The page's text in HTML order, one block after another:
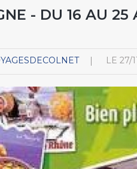
- DU 16 AU 25
LE 27/